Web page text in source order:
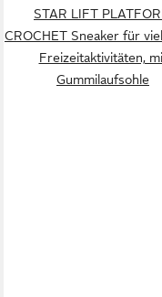
STAR LIFT
CROCHET Sneaker für
Freizeitaktivitäten,
Gummilaufsohle